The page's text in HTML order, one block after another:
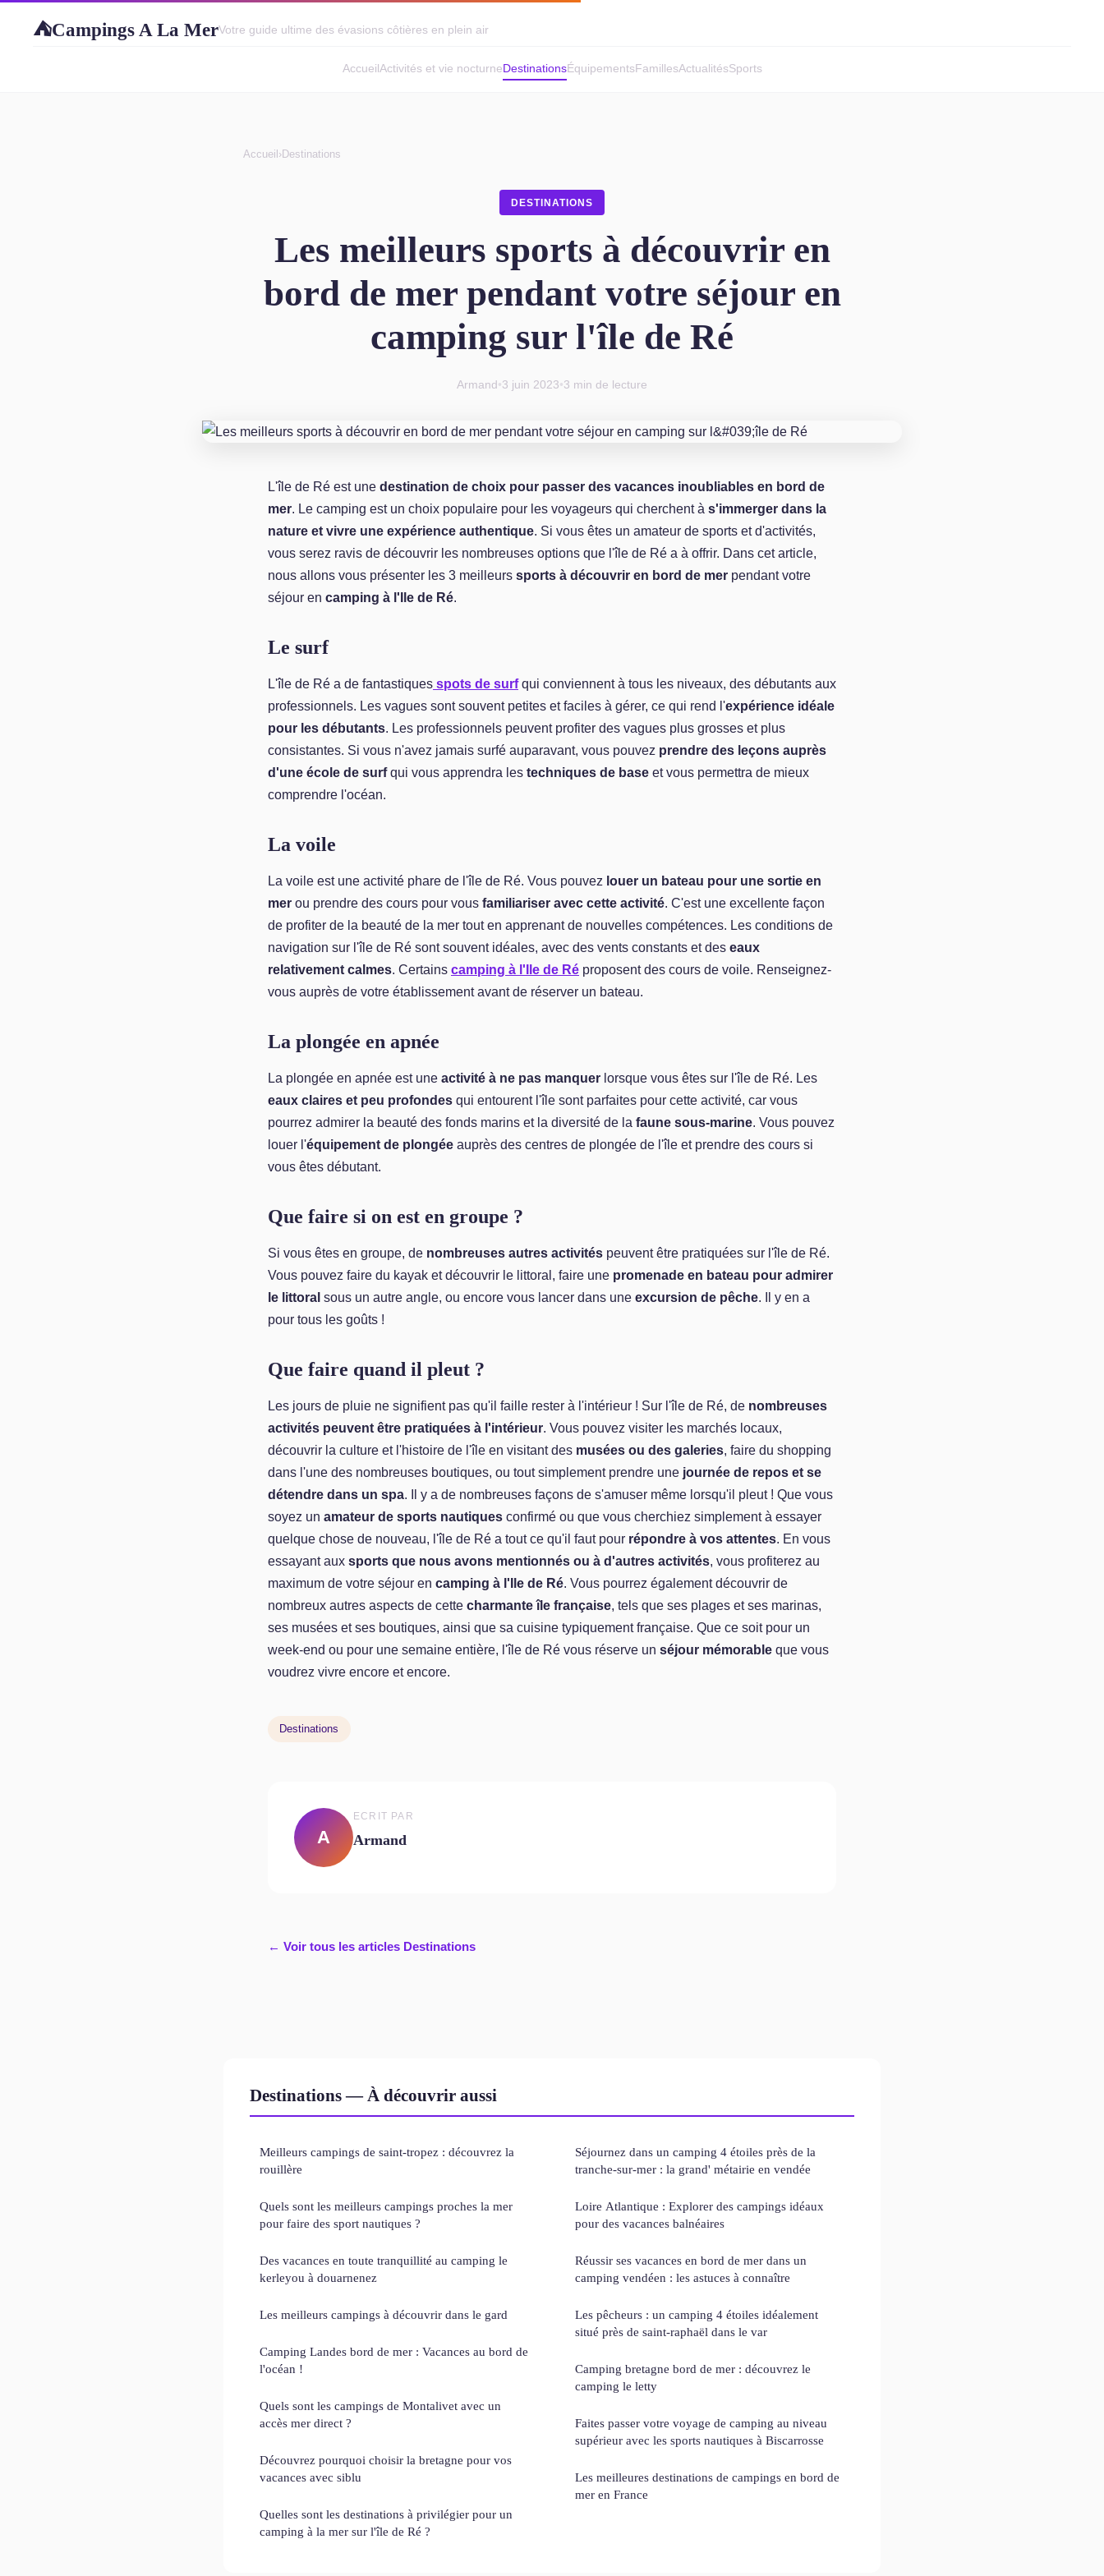
⛺Campings A La MerVotre guide ultime des évasions côtières en plein air
AccueilActivités et vie nocturneDestinationsÉquipementsFamillesActualitésSports
Accueil ›Destinations
DESTINATIONS
Les meilleurs sports à découvrir en
bord de mer pendant votre séjour en
camping sur l'île de Ré
Armand•3 juin 2023•3 min de lecture
L'île de Ré est une destination de choix pour passer des vacances inoubliables en bord de
mer. Le camping est un choix populaire pour les voyageurs qui cherchent à s'immerger dans la
nature et vivre une expérience authentique. Si vous êtes un amateur de sports et d'activités,
vous serez ravis de découvrir les nombreuses options que l'île de Ré a à offrir. Dans cet article,
nous allons vous présenter les 3 meilleurs sports à découvrir en bord de mer pendant votre
séjour en camping à l'Ile de Ré.
Le surf
L'île de Ré a de fantastiques spots de surfqui conviennent à tous les niveaux, des débutants aux
professionnels. Les vagues sont souvent petites et faciles à gérer, ce qui rend l'expérience idéale
pour les débutants. Les professionnels peuvent profiter des vagues plus grosses et plus
consistantes. Si vous n'avez jamais surfé auparavant, vous pouvez prendre des leçons auprès
d'une école de surfqui vous apprendra les techniques de base et vous permettra de mieux
comprendre l'océan.
La voile
La voile est une activité phare de l'île de Ré. Vous pouvez louer un bateau pour une sortie en
mer ou prendre des cours pour vous familiariser avec cette activité. C'est une excellente façon
de profiter de la beauté de la mer tout en apprenant de nouvelles compétences. Les conditions de
navigation sur l'île de Ré sont souvent idéales, avec des vents constants et des eaux
relativement calmes. Certains camping à l'Ile de Ré proposent des cours de voile. Renseignez-
vous auprès de votre établissement avant de réserver un bateau.
La plongée en apnée
La plongée en apnée est une activité à ne pas manquer lorsque vous êtes sur l'île de Ré. Les
eaux claires et peu profondes qui entourent l'île sont parfaites pour cette activité, car vous
pourrez admirer la beauté des fonds marins et la diversité de la faune sous-marine. Vous pouvez
louer l'équipement de plongée auprès des centres de plongée de l'île et prendre des cours si
vous êtes débutant.
Que faire si on est en groupe ?
Si vous êtes en groupe, de nombreuses autres activités peuvent être pratiquées sur l'île de Ré.
Vous pouvez faire du kayak et découvrir le littoral, faire une promenade en bateau pour admirer
le littoral sous un autre angle, ou encore vous lancer dans une excursion de pêche. Il y en a
pour tous les goûts !
Que faire quand il pleut ?
Les jours de pluie ne signifient pas qu'il faille rester à l'intérieur ! Sur l'île de Ré, de nombreuses
activités peuvent être pratiquées à l'intérieur. Vous pouvez visiter les marchés locaux,
découvrir la culture et l'histoire de l'île en visitant des musées ou des galeries, faire du shopping
dans l'une des nombreuses boutiques, ou tout simplement prendre une journée de repos et se
détendre dans un spa. Il y a de nombreuses façons de s'amuser même lorsqu'il pleut ! Que vous
soyez un amateur de sports nautiques confirmé ou que vous cherchiez simplement à essayer
quelque chose de nouveau, l'île de Ré a tout ce qu'il faut pour répondre à vos attentes. En vous
essayant aux sports que nous avons mentionnés ou à d'autres activités, vous profiterez au
maximum de votre séjour en camping à l'Ile de Ré. Vous pourrez également découvrir de
nombreux autres aspects de cette charmante île française, tels que ses plages et ses marinas,
ses musées et ses boutiques, ainsi que sa cuisine typiquement française. Que ce soit pour un
week-end ou pour une semaine entière, l'île de Ré vous réserve un séjour mémorable que vous
voudrez vivre encore et encore.
Destinations
A
ECRIT PAR
Armand
← Voir tous les articles Destinations
Destinations — À découvrir aussi
Meilleurs campings de saint-tropez : découvrez la
rouillère
Quels sont les meilleurs campings proches la mer
pour faire des sport nautiques ?
Des vacances en toute tranquillité au camping le
kerleyou à douarnenez
Les meilleurs campings à découvrir dans le gard
Camping Landes bord de mer : Vacances au bord de
l'océan !
Quels sont les campings de Montalivet avec un
accès mer direct ?
Découvrez pourquoi choisir la bretagne pour vos
vacances avec siblu
Quelles sont les destinations à privilégier pour un
camping à la mer sur l'île de Ré ?
Séjournez dans un camping 4 étoiles près de la
tranche-sur-mer : la grand' métairie en vendée
Loire Atlantique : Explorer des campings idéaux
pour des vacances balnéaires
Réussir ses vacances en bord de mer dans un
camping vendéen : les astuces à connaître
Les pêcheurs : un camping 4 étoiles idéalement
situé près de saint-raphaël dans le var
Camping bretagne bord de mer : découvrez le
camping le letty
Faites passer votre voyage de camping au niveau
supérieur avec les sports nautiques à Biscarrosse
Les meilleures destinations de campings en bord de
mer en France